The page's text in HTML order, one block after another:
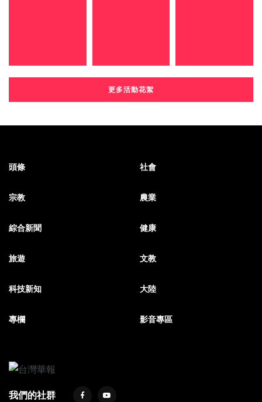
更多活動花絮
頭條 社會
宗教 農業
綜合新聞 健康
旅遊 文教
科技新知 大陸
專欄 影音專區
我們的社群